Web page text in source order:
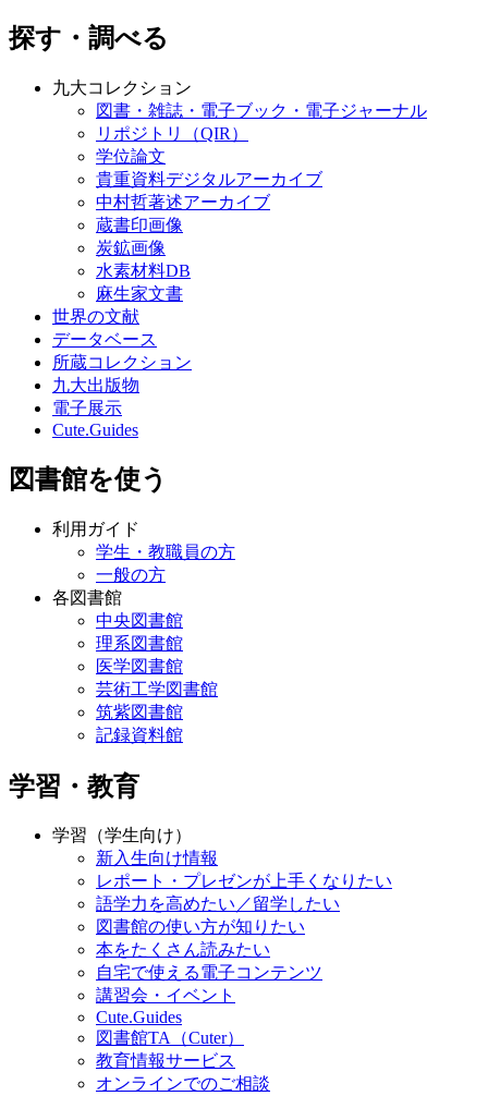
探す・調べる
九大コレクション
図書・雑誌・電子ブック・電子ジャーナル
リポジトリ（QIR）
学位論文
貴重資料デジタルアーカイブ
中村哲著述アーカイブ
蔵書印画像
炭鉱画像
水素材料DB
麻生家文書
世界の文献
データベース
所蔵コレクション
九大出版物
電子展示
Cute.Guides
図書館を使う
利用ガイド
学生・教職員の方
一般の方
各図書館
中央図書館
理系図書館
医学図書館
芸術工学図書館
筑紫図書館
記録資料館
学習・教育
学習（学生向け）
新入生向け情報
レポート・プレゼンが上手くなりたい
語学力を高めたい／留学したい
図書館の使い方が知りたい
本をたくさん読みたい
自宅で使える電子コンテンツ
講習会・イベント
Cute.Guides
図書館TA（Cuter）
教育情報サービス
オンラインでのご相談